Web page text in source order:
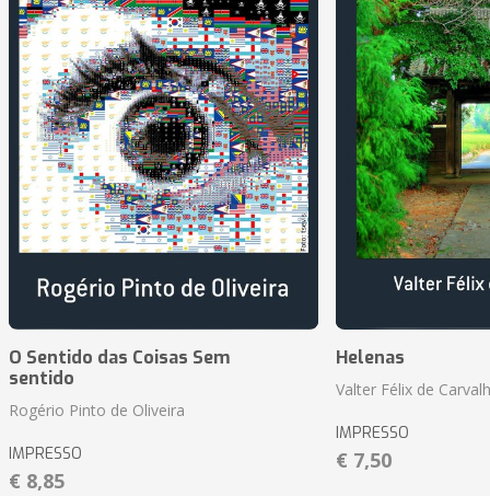
O Sentido das Coisas Sem
sentido
Rogério Pinto de Oliveira
IMPRESSO
€ 8,85
Helenas
Valter Félix de
IMPRESSO
€ 7,50